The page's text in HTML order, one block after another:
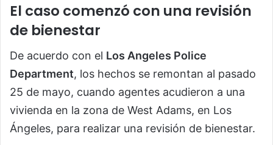
El caso comenzó con una revisión
de bienestar
De acuerdo con el Los Angeles Police
Department, los hechos se remontan al pasado
25 de mayo, cuando agentes acudieron a una
vivienda en la zona de West Adams, en Los
Ángeles, para realizar una revisión de bienestar.